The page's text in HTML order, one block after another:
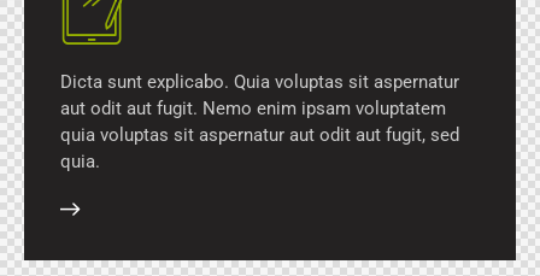
Dicta sunt explicabo. Quia voluptas sit aspernatur
aut odit aut fugit. Nemo enim ipsam voluptatem
quia voluptas sit aspernatur aut odit aut fugit, sed
quia.